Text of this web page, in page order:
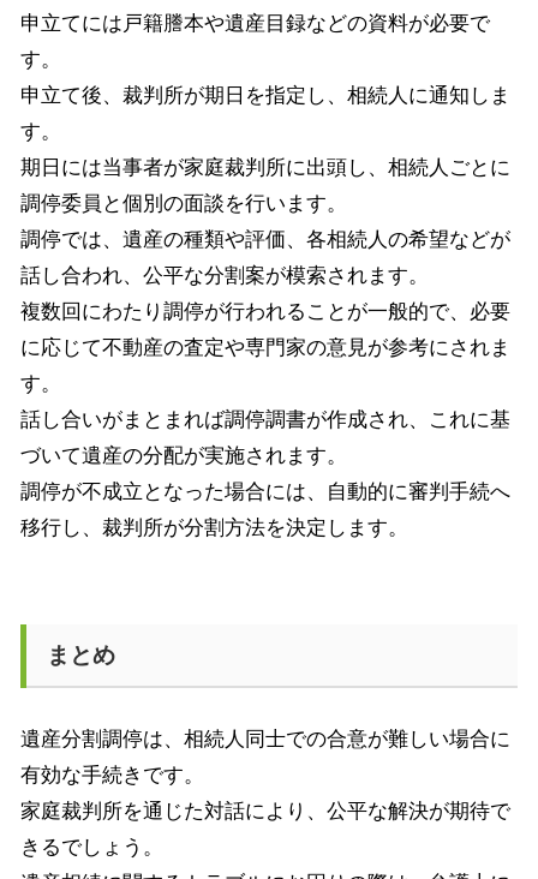
申立てには戸籍謄本や遺産目録などの資料が必要で
す。
申立て後、裁判所が期日を指定し、相続人に通知しま
す。
期日には当事者が家庭裁判所に出頭し、相続人ごとに
調停委員と個別の面談を行います。
調停では、遺産の種類や評価、各相続人の希望などが
話し合われ、公平な分割案が模索されます。
複数回にわたり調停が行われることが一般的で、必要
に応じて不動産の査定や専門家の意見が参考にされま
す。
話し合いがまとまれば調停調書が作成され、これに基
づいて遺産の分配が実施されます。
調停が不成立となった場合には、自動的に審判手続へ
移行し、裁判所が分割方法を決定します。
まとめ
遺産分割調停は、相続人同士での合意が難しい場合に
有効な手続きです。
家庭裁判所を通じた対話により、公平な解決が期待で
きるでしょう。